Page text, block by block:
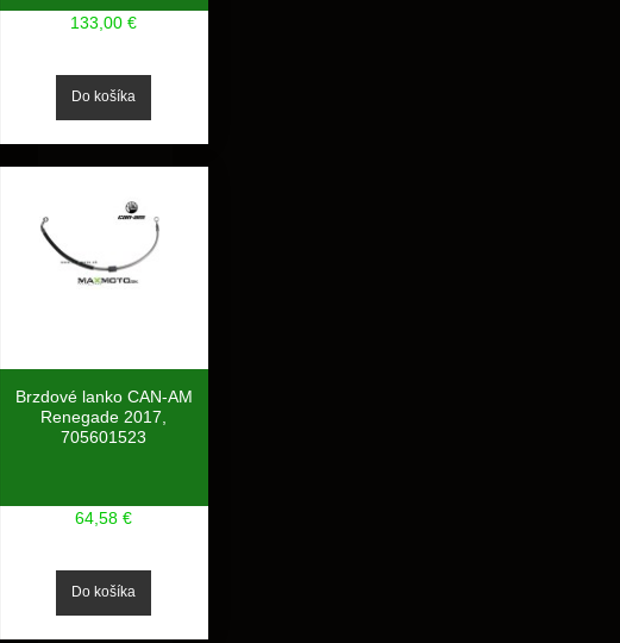
133,00 €
Brzdové lanko CAN-AM
Renegade 2017,
705601523
64,58 €